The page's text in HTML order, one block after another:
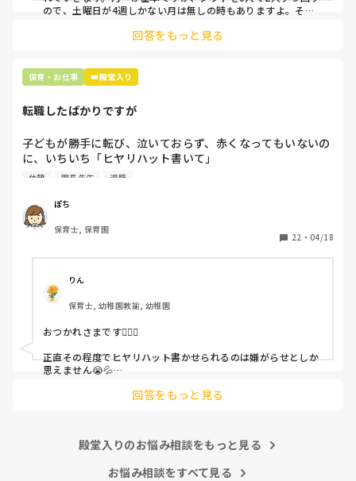
ので、土曜日が4週しかない月は無しの時もありますよ。その
て貰い、主任に報告してます。
回答をもっと見る
保育・お仕事 👑殿堂入り
転職したばかりですが
子どもが勝手に転び、泣いておらず、赤くなってもいないの
に、いちいち「ヒヤリハット書いて」
と書かされ
（そう言う本人は書かない）
しかも、上司に↑この内容でも
ちゃんと考えて対策を練って書き込むようにと。
呼ばれて一緒に対策を考えさせられること多数
これだけで30〜40分拘束されて辛いです
皆さんの園はどうですか?
休憩 園長先生 退職
ぽち
保育士, 保育園
22 ・ 04/18
りん
保育士, 幼稚園教諭, 幼稚園
おつかれさまです🙇🏻‍♀️
正直その程度でヒヤリハット書かせられるのは嫌がらせとしか
思えません😭💦
回答をもっと見る
殿堂入りのお悩み相談をもっと見る
お悩み相談をすべて見る